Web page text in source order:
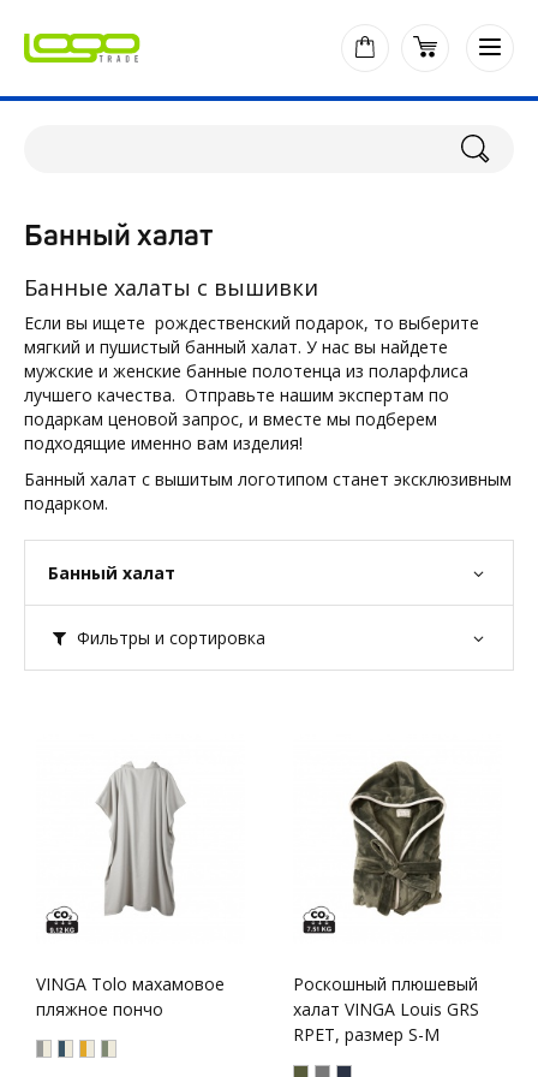
Банный халат
Банные халаты с вышивки
Если вы ищете рождественский подарок, то выберите
мягкий и пушистый банный халат. У нас вы найдете
мужские и женские банные полотенца из поларфлиса
лучшего качества. Отправьте нашим экспертам по
подаркам ценовой запрос, и вместе мы подберем
подходящие именно вам изделия!
Банный халат с вышитым логотипом станет эксклюзивным
подарком.
Банный халат
Фильтры и сортировка
VINGA Tolo махамовое
пляжное пончо
Роскошный плюшевый
халат VINGA Louis GRS
RPET, размер S-M